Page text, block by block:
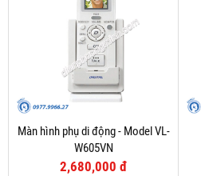
Màn hình phụ di động - Model VL-
W605VN
2,680,000 đ